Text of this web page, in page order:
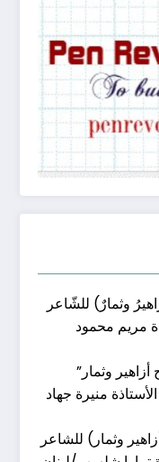
للكاتبة لين هاجر
وثمارٌ) للشّاعر
مريم محمود
وثمار”
منيرة جهاد
وثمار) للشاعر